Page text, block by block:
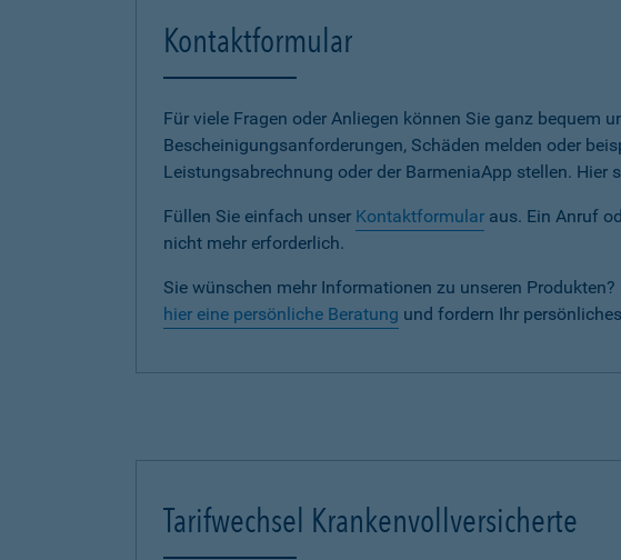
Kontaktformular
Für viele Fragen oder Anliegen können Sie ganz bequem
Bescheinigungsanforderungen, Schäden melden oder
Leistungsabrechnung oder der BarmeniaApp stellen. Hier
Füllen Sie einfach unser Kontaktformular aus. Ein Anruf
nicht mehr erforderlich.
Sie wünschen mehr Informationen zu unseren Produkten?
hier eine persönliche Beratung und fordern Ihr
Tarifwechsel Krankenvollversicherte